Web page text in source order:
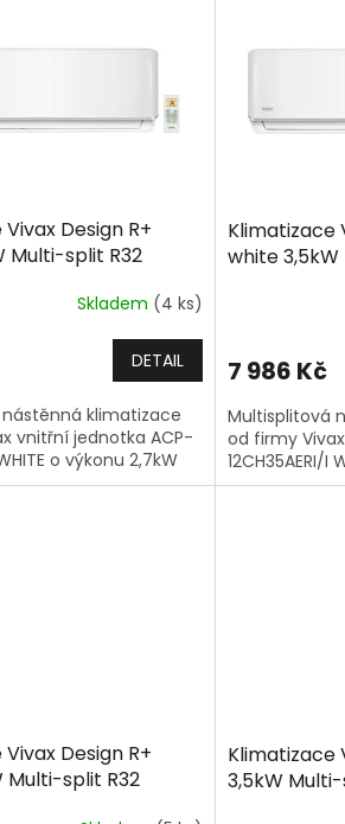
Design R+
Multi-split R32
Skladem (4 ks)
DETAIL
klimatizace
vnitřní jednotka ACP-
o výkonu 2,7kW
Klimatizace
white
7 986 Kč
Multisplitová
od firmy
12CH35AERI/I
Design R+
Multi-split R32
Klimatizace
3,5kW